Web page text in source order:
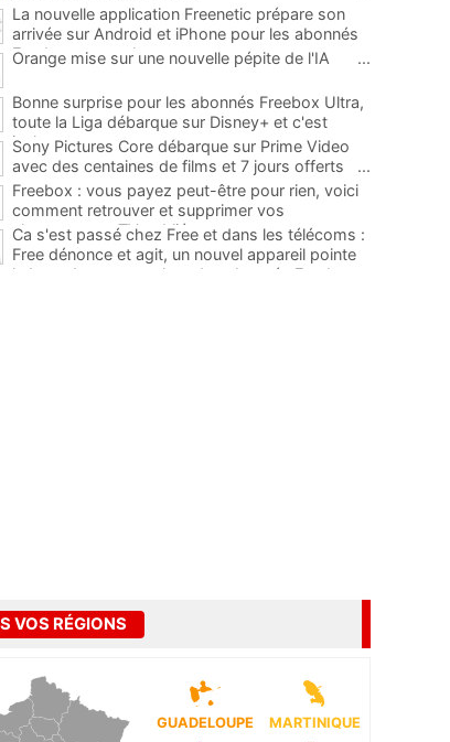
La nouvelle application Freenetic prépare son
arrivée sur Android et iPhone pour les abonnés
Freebox, testez la
Orange mise sur une nouvelle pépite de l'IA ...
Bonne surprise pour les abonnés Freebox Ultra,
toute la Liga débarque sur Disney+ et c'est
inclus
Sony Pictures Core débarque sur Prime Video
avec des centaines de films et 7 jours offerts
...
Freebox : vous payez peut-être pour rien, voici
comment retrouver et supprimer vos
abonnements TV oubliés
...
Ca s'est passé chez Free et dans les télécoms :
Free dénonce et agit, un nouvel appareil pointe
le bout de son nez chez des abonnés Freebox...
VOS RÉGIONS
GUADELOUPE MARTINIQUE